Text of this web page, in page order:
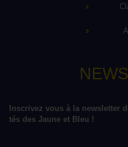
Inscrivez vous à la newsletter
tés des Jaune et Bleu !